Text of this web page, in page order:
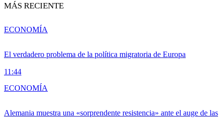
MÁS RECIENTE
El verdadero problema de la política migratoria de Europa
11:44
ECONOMÍA
Alemania muestra una «sorprendente resistencia» ante el auge de las
ECONOMÍA